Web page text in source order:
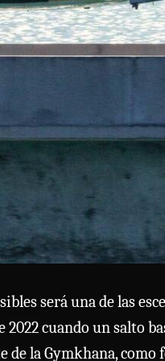
será una de las
cuando un salto
de la Gymkhana,